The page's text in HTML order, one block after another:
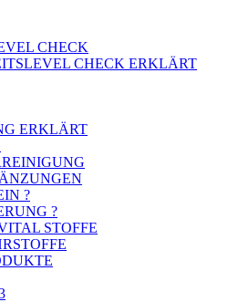
CHECK
CHECK ERKLÄRT
ERKLÄRT
?
?
STOFFE